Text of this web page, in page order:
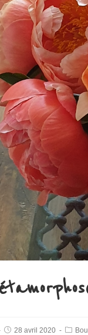
28 avril 2020